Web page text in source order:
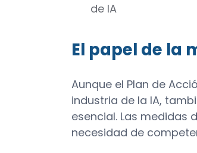
de IA
El papel de la
Aunque el Plan de
industria de la IA,
esencial. Las medidas
necesidad de